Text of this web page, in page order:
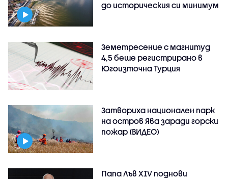
до историческия си минимум
Земетресение с магнитуд
4,5 беше регистрирано в
Югоизточна Турция
Затвориха национален парк
на остров Ява заради горски
пожар (ВИДЕО)
Папа Лъв XIV поднови